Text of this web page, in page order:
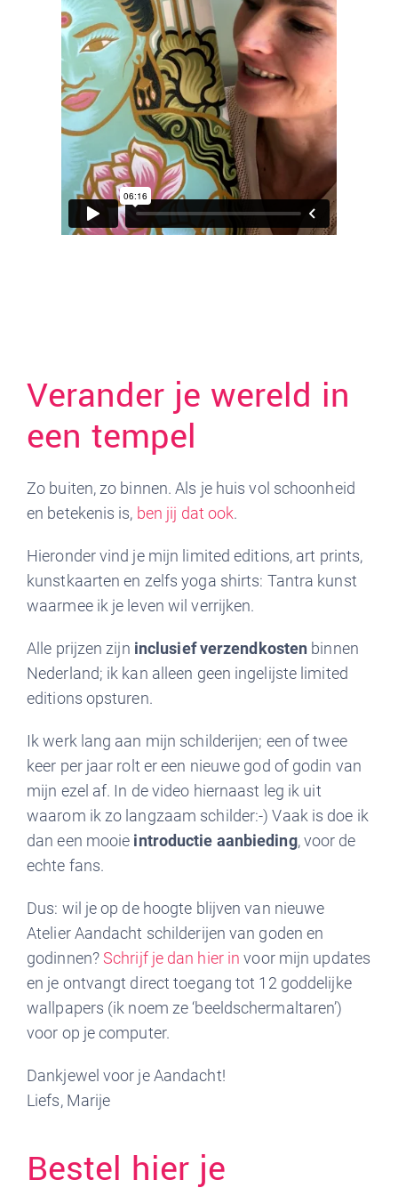
Verander je wereld in
een tempel
Zo buiten, zo binnen. Als je huis vol schoonheid
en betekenis is, ben jij dat ook.
Hieronder vind je mijn limited editions, art prints,
kunstkaarten en zelfs yoga shirts: Tantra kunst
waarmee ik je leven wil verrijken.
Alle prijzen zijn inclusief verzendkosten binnen
Nederland; ik kan alleen geen ingelijste limited
editions opsturen.
Ik werk lang aan mijn schilderijen; een of twee
keer per jaar rolt er een nieuwe god of godin van
mijn ezel af. In de video hiernaast leg ik uit
waarom ik zo langzaam schilder:-) Vaak is doe ik
dan een mooie introductie aanbieding, voor de
echte fans.
Dus: wil je op de hoogte blijven van nieuwe
Atelier Aandacht schilderijen van goden en
godinnen?Schrijf je dan hier in voor mijn updates
en je ontvangt direct toegang tot 12 goddelijke
wallpapers (ik noem ze ‘beeldschermaltaren’)
voor op je computer.
Dankjewel voor je Aandacht!
Liefs, Marije
Bestel hier je